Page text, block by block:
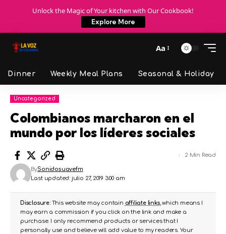
Unlock the Magic of Your kitchen with Our Cookbook!
Explore More
Aa
Dinner Weekly Meal Plans Seasonal & Holiday
Uncategorized
Colombianos marcharon en el
mundo por los líderes sociales
Last updated: julio 27, 2019 3:00 am
BySonidosuavefm
2 Min Read
Disclosure:This website may contain affiliate links, which means I
may earn a commission if you click on the link and make a
purchase. I only recommend products or services that I
personally use and believe will add value to my readers. Your